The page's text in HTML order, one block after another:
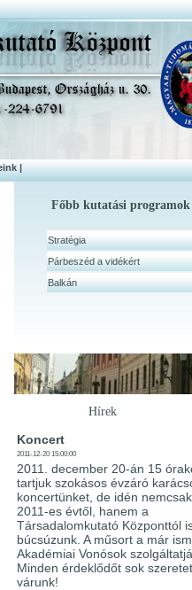
|
Főbb kutatási programok
Stratégia
Párbeszéd a vidékért
Balkán
Hírek
Koncert
2011-12-20 15:00:00
2011. december 20-án 15
tartjuk szokásos évzáró
koncertünket, de idén
2011-es évtől, hanem a
Társadalomkutató Központtól
búcsúzunk. A műsort a már
Akadémiai Vonósok
Minden érdeklődőt sok
várunk!